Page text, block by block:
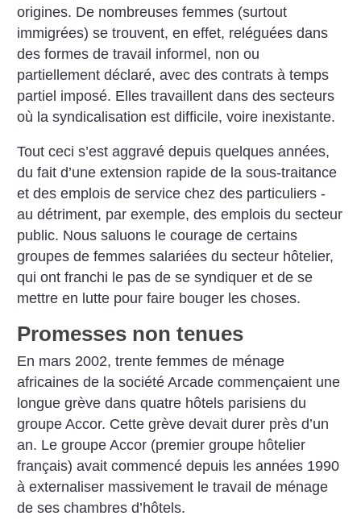
origines. De nombreuses femmes (surtout
immigrées) se trouvent, en effet, reléguées dans
des formes de travail informel, non ou
partiellement déclaré, avec des contrats à temps
partiel imposé. Elles travaillent dans des secteurs
où la syndicalisation est difficile, voire inexistante.
Tout ceci s’est aggravé depuis quelques années,
du fait d’une extension rapide de la sous-traitance
et des emplois de service chez des particuliers -
au détriment, par exemple, des emplois du secteur
public. Nous saluons le courage de certains
groupes de femmes salariées du secteur hôtelier,
qui ont franchi le pas de se syndiquer et de se
mettre en lutte pour faire bouger les choses.
Promesses non tenues
En mars 2002, trente femmes de ménage
africaines de la société Arcade commençaient une
longue grève dans quatre hôtels parisiens du
groupe Accor. Cette grève devait durer près d’un
an. Le groupe Accor (premier groupe hôtelier
français) avait commencé depuis les années 1990
à externaliser massivement le travail de ménage
de ses chambres d’hôtels.